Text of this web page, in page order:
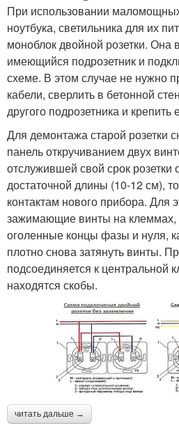
При использовании
ноутбука, светильника для их
моноблок двойной розетки. Она
имеющийся подрозетник и
схеме. В этом случае не нужно
кабели, сверлить в бетонной
другого подрозетника и крепить
Для демонтажа старой розетки
панель откручиванием двух
отслужившей свой срок розетки
достаточной длины (10-12 см),
контактам нового прибора. Для
зажимающие винты на клеммах,
оголенные концы фазы и нуля,
плотно снова затянуть винты.
подсоединяется к центральной
находятся скобы.
читать дальше →